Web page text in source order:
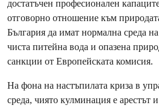
достатъчен професионален
отговорно отношение към
България да имат нормална среда
чиста питейна вода и опазена
санкции от Европейската комисия.
На фона на настъпилата криза в
среда, чиято кулминация е арестът